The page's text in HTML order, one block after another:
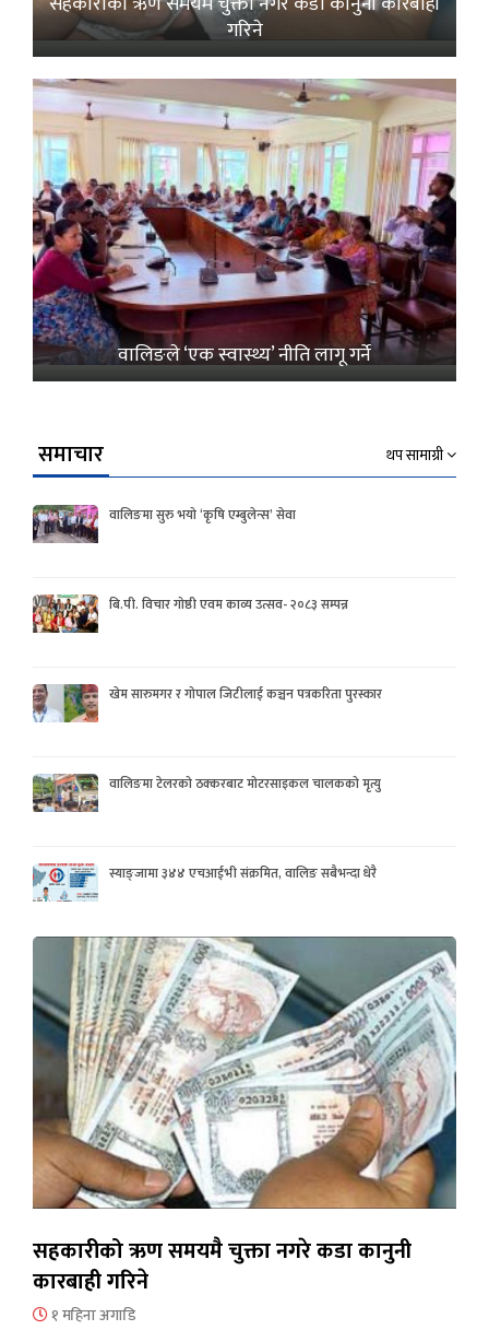
गरिने
वालिङले ‘एक स्वास्थ्य’ नीति लागू गर्ने
समाचार थप सामाग्री
वालिङमा सुरु भयो ‘कृषि एम्बुलेन्स’ सेवा
बि.पी. विचार गोष्ठी एवम काव्य उत्सव- २०८३ सम्पन्न
खेम सारुमगर र गोपाल जिटीलाई कञ्चन पत्रकरिता पुरस्कार
वालिङमा टेलरको ठक्करबाट मोटरसाइकल चालकको मृत्यु
स्याङ्जामा ३४४ एचआईभी संक्रमित, वालिङ सबैभन्दा धेरै
सहकारीको ऋण समयमै चुक्ता नगरे कडा कानुनी
कारबाही गरिने
१ महिना अगाडि